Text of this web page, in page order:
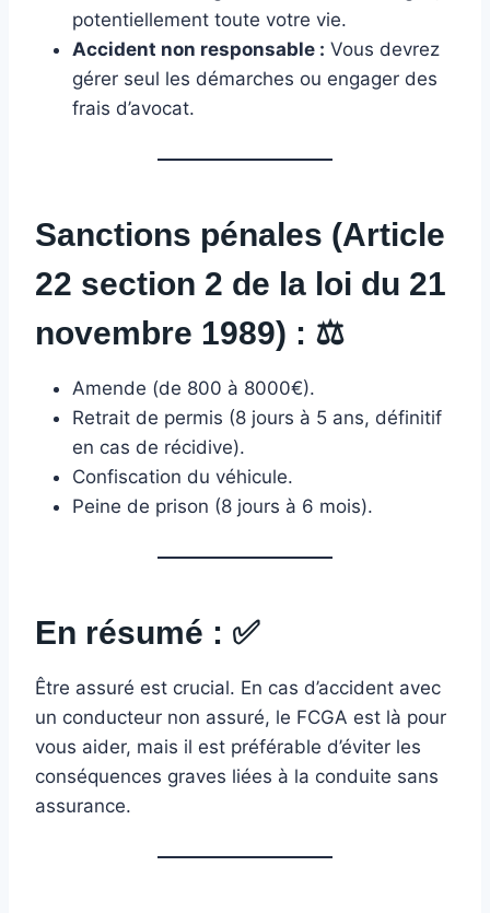
potentiellement toute votre vie.
Accident non responsable : Vous devrez
gérer seul les démarches ou engager des
frais d’avocat.
Sanctions pénales (Article
22 section 2 de la loi du 21
novembre 1989) : ⚖️
Amende (de 800 à 8000€).
Retrait de permis (8 jours à 5 ans, définitif
en cas de récidive).
Confiscation du véhicule.
Peine de prison (8 jours à 6 mois).
En résumé : ✅
Être assuré est crucial. En cas d’accident avec
un conducteur non assuré, le FCGA est là pour
vous aider, mais il est préférable d’éviter les
conséquences graves liées à la conduite sans
assurance.